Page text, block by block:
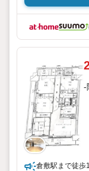
-
倉敷駅まで徒歩